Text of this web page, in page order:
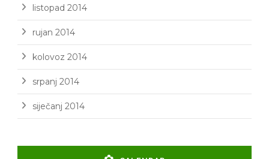
listopad 2014
rujan 2014
kolovoz 2014
srpanj 2014
siječanj 2014